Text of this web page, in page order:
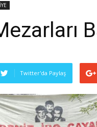
Twitter'da Paylaş